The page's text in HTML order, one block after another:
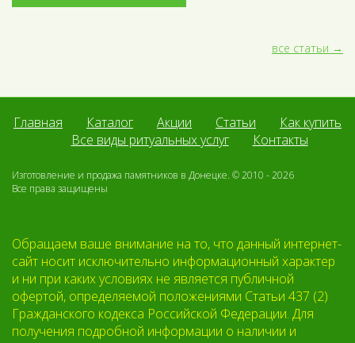
все статьи
Главная Каталог Акции Статьи
Как купить
Все виды ритуальных услуг
Контакты
Изготовление и продажа памятников в Донецке. © 2010 - 2026
Все права защищены
Обращаем ваше внимание на то, что данный интернет-
сайт носит исключительно информационный характер
и ни при каких условиях не является публичной
офертой, определяемой положениями Статьи 437 (2)
Гражданского кодекса Российской Федерации. Для
получения подробной информации о наличии и